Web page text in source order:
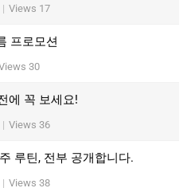
| Views 17
프로모션
30
에 꼭 보세요!
| Views 36
루틴, 전부 공개합니다.
| Views 38